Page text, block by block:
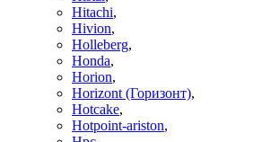
Hitachi,
Hivion,
Holleberg,
Honda,
Horion,
Horizont (Горизонт),
Hotcake,
Hotpoint-ariston,